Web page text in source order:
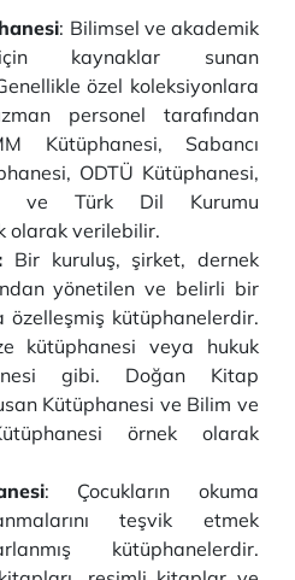
: Bilimsel ve akademik
kaynaklar sunan
özel koleksiyonlara
personel tarafından
Kütüphanesi, Sabancı
ODTÜ Kütüphanesi,
ve Türk Dil Kurumu
olarak verilebilir.
Bir kuruluş, şirket, dernek
yönetilen ve belirli bir
özelleşmiş kütüphanelerdir.
kütüphanesi veya hukuk
gibi. Doğan Kitap
Kütüphanesi ve Bilim ve
örnek olarak
: Çocukların okuma
teşvik etmek
kütüphanelerdir.